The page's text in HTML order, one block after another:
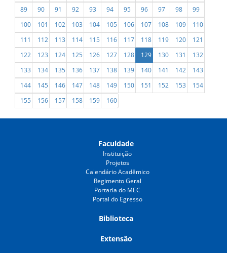
89
90 91 92 93 94 95 96 97 98
99
100
101 102 103 104 105 106 107 108 109
110
111
112 113 114 115 116 117 118 119 120
121
122
123 124 125 126 127 128 129 130 131
132
133
134 135 136 137 138 139 140 141 142
143
144
145 146 147 148 149 150 151 152 153
154
155
156 157 158 159 160
Faculdade
Instituição
Projetos
Calendário Acadêmico
Regimento Geral
Portaria do MEC
Portal do Egresso
Biblioteca
Extensão